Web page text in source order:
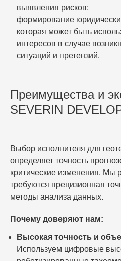
выявления рисков;
формирование
которая может быть
интересов в случае
ситуаций и претензий.
Преимущества и
SEVERIN
Выбор исполнителя для
определяет точность
критические изменения. Мы
требуются прецизионная
методы анализа данных.
Почему доверяют нам:
Высокая точность и
Используем цифровые